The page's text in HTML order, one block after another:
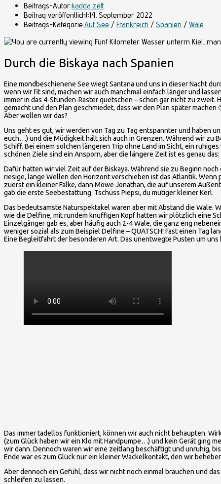
Beitrags-Autor:kadda zett
Beitrag veröffentlicht:14. September 2022
Beitrags-Kategorie:Auf See / Frankreich / Spanien / Wale
Durch die Biskaya nach Spanien
Eine mondbeschienene See wiegt Santana und uns in dieser Nacht
wenn wir fit sind, machen wir auch manchmal einfach länger und
immer in das 4-Stunden-Raster quetschen – schon gar nicht zu
gemacht und den Plan geschmiedet, dass wir den Plan später
Aber wollen wir das?
Uns geht es gut, wir werden von Tag zu Tag entspannter und haben
euch…) und die Müdigkeit hält sich auch in Grenzen. Während wir zu
Schiff. Bei einem solchen längeren Trip ohne Land im Sicht, ein
schönen Ziele sind ein Ansporn, aber die längere Zeit ist es genau
Dafür hatten wir viel Zeit auf der Biskaya. Während sie zu Beginn
riesige, lange Wellen den Horizont verschieben ist das Atlantik.
zuerst ein kleiner Falke, dann Möwe Jonathan, die auf unserem
gab die erste Seebestattung. Tschüss Piepsi, du mutiger kleiner Kerl.
Das bedeutsamste Naturspektakel waren aber mit Abstand die
wie die Delfine, mit rundem knuffigen Kopf hatten wir plötzlich eine
Einzelgänger gab es, aber häufig auch 2-4 Wale, die ganz eng
weniger sozial als zum Beispiel Delfine – QUATSCH! Fast einen Tag
Eine Begleitfahrt der besonderen Art. Das unentwegte Pusten um
Das immer tadellos funktioniert, können wir auch nicht behaupten.
(zum Glück haben wir ein Klo mit Handpumpe…) und kein Gerät ging
wir dann. Dennoch waren wir eine zeitlang beschäftigt und unruhig,
Ende war es zum Glück nur ein kleiner Wackelkontakt, den wir
Aber dennoch ein Gefühl, dass wir nicht noch einmal brauchen und
schleifen zu lassen.